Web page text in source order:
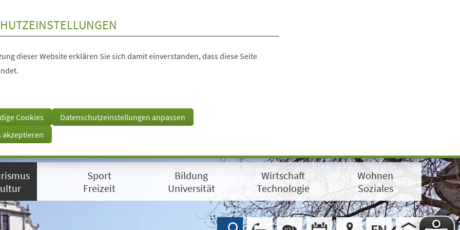
dieser Website erklären Sie sich damit einverstanden, dass diese Seite
Cookies
Datenschutzeinstellungen anpassen
akzeptieren
Sport
Freizeit
Bildung
Universität
Wirtschaft
Technologie
Wohnen
Soziales